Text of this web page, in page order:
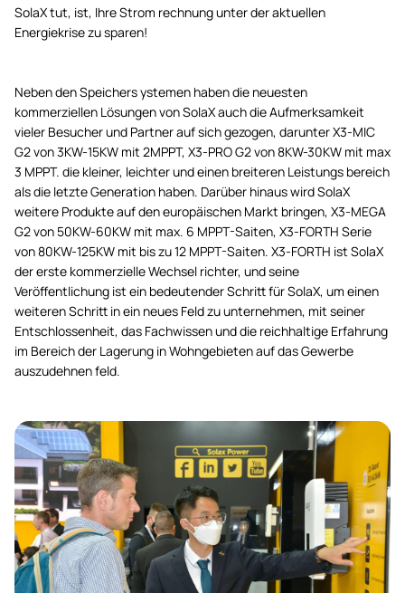
SolaX tut, ist, Ihre Strom rechnung unter der aktuellen
Energiekrise zu sparen!
Neben den Speichers ystemen haben die neuesten
kommerziellen Lösungen von SolaX auch die Aufmerksamkeit
vieler Besucher und Partner auf sich gezogen, darunter X3-MIC
G2 von 3KW-15KW mit 2MPPT, X3-PRO G2 von 8KW-30KW mit max
3 MPPT. die kleiner, leichter und einen breiteren Leistungs bereich
als die letzte Generation haben. Darüber hinaus wird SolaX
weitere Produkte auf den europäischen Markt bringen, X3-MEGA
G2 von 50KW-60KW mit max. 6 MPPT-Saiten, X3-FORTH Serie
von 80KW-125KW mit bis zu 12 MPPT-Saiten. X3-FORTH ist SolaX
der erste kommerzielle Wechsel richter, und seine
Veröffentlichung ist ein bedeutender Schritt für SolaX, um einen
weiteren Schritt in ein neues Feld zu unternehmen, mit seiner
Entschlossenheit, das Fachwissen und die reichhaltige Erfahrung
im Bereich der Lagerung in Wohngebieten auf das Gewerbe
auszudehnen feld.